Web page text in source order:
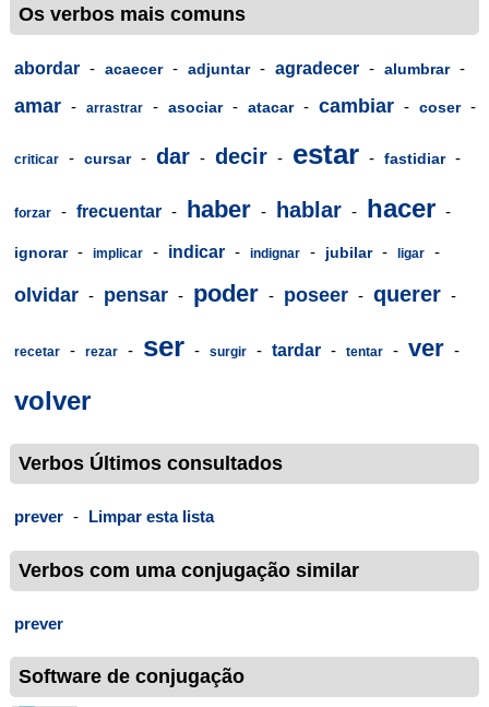
Os verbos mais comuns
abordar - acaecer - adjuntar - agradecer - alumbrar -
amar - arrastrar - asociar - atacar - cambiar - coser -
criticar - cursar - dar - decir - estar - fastidiar -
forzar - frecuentar - haber - hablar - hacer -
ignorar - implicar - indicar - indignar - jubilar - ligar -
olvidar - pensar - poder - poseer - querer -
recetar - rezar - ser - surgir - tardar - tentar - ver -
volver
Verbos Últimos consultados
prever - Limpar esta lista
Verbos com uma conjugação similar
prever
Software de conjugação